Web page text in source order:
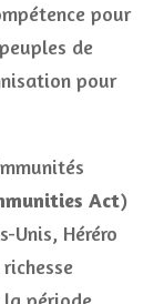
pour
de
pour
Act)
Unis, Héréro